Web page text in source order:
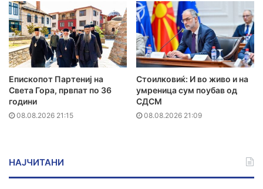
Епископот Партениј на
Света Гора, првпат по 36
години
08.08.2026 21:15
Стоилковиќ: И во живо и на
умреница сум поубав од
СДСМ
08.08.2026 21:09
НАЈЧИТАНИ